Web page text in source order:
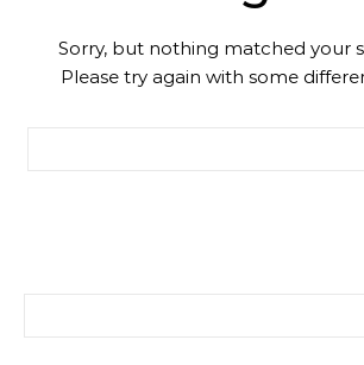
Sorry, but nothing matched your
Please try again with some